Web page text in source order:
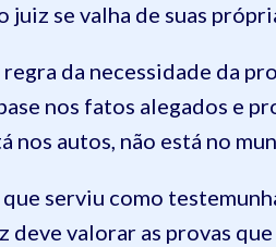
se valha de suas
da necessidade da
nos fatos alegados e
nos autos, não está no
serviu como
valorar as provas